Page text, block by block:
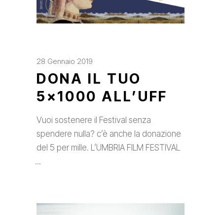
28 Gennaio 2019
DONA IL TUO
5×1000 ALL’UFF
Vuoi sostenere il Festival senza
spendere nulla? c’è anche la donazione
del 5 per mille. L’UMBRIA FILM FESTIVAL